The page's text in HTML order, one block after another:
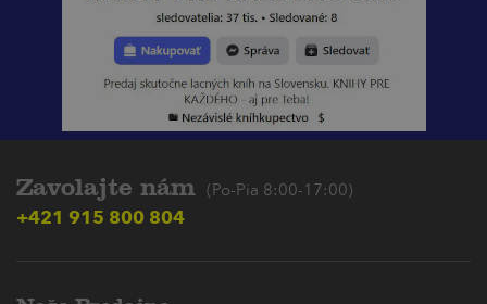
Zavolajte nám (Po-Pia 8:00-17:00)
+421 915 800 804